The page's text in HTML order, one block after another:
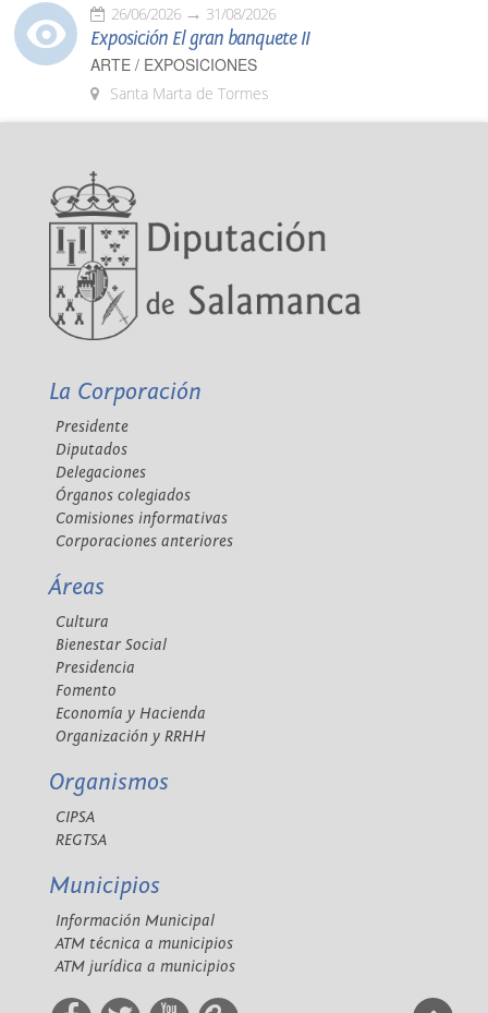
26/06/2026 31/08/2026
Exposición El gran banquete II
ARTE / EXPOSICIONES
Santa Marta de Tormes
La Corporación
Presidente
Diputados
Delegaciones
Órganos colegiados
Comisiones informativas
Corporaciones anteriores
Áreas
Cultura
Bienestar Social
Presidencia
Fomento
Economía y Hacienda
Organización y RRHH
Organismos
CIPSA
REGTSA
Municipios
Información Municipal
ATM técnica a municipios
ATM jurídica a municipios